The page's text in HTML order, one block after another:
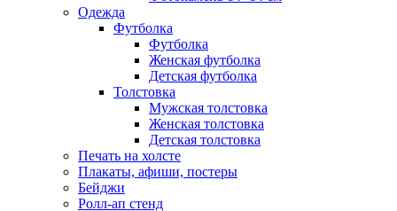
Одежда
Футболка
Футболка
Женская футболка
Детская футболка
Толстовка
Мужская толстовка
Женская толстовка
Детская толстовка
Печать на холсте
Плакаты, афиши, постеры
Бейджи
Ролл-ап стенд